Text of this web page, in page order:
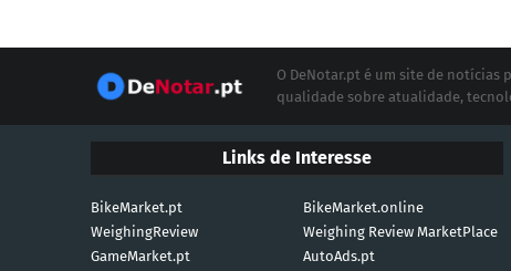
O DeNotar.pt é um site de notícias
qualidade sobre atualidade,
Links de Interesse
BikeMarket.pt
BikeMarket.online
WeighingReview
Weighing Review MarketPlace
GameMarket.pt
AutoAds.pt